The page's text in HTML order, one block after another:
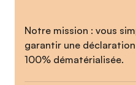
Notre mission : vous
garantir une
100% dématérialisée.